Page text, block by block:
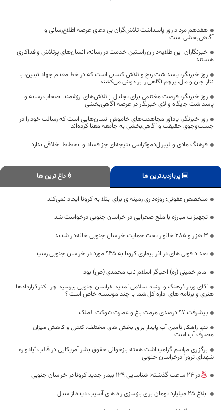
هفدهم مرداد روز پاسداشت تلاش‌گران بی‌ادعای عرصه اطلاع‌رسانی و
آگاهی‌بخشی است
خبرنگاران، این طلایه‌داران راستین خدمت در رسانه، انسان‌های پرتلاش و فداکاری
هستند
روز خبرنگار، پاسداشت رنج و تلاش کسانی است که در خط مقدم جهاد تبیین، با
نثار جان و مال، پرچم آگاهی را بر دوش می‌کشند
روز خبرنگار، فرصت مغتنمی برای تجلیل از تلاش‌های ارزشمند اصحاب رسانه و
پاسداشت جایگاه والای خبرنگار در عرصه آگاهی‌بخشی
روز خبرنگار، یادآور مجاهدت‌های خاموش انسان‌هایی است که رسالت خود را در
جست‌وجوی حقیقت و آگاهی‌بخشی به جامعه معنا کرده‌اند
فرهنگ مادی و لیبرال‌دموکراسی نتیجه‌ای جز فساد و انحطاط اخلاقی ندارد
پربازدیدترین ها داغ ترین ها
متخصص عفونی: روزه‌داری زمینه‌ای برای ابتلا به کرونا ایجاد نمی‌کند
تجهیزات مبارزه با ملخ صحرایی در خراسان جنوبی درخواست شد
۳ هزار و ۲۸۵ خانوار تحت حمایت خراسان جنوبی خانه‌دار شدند
تعداد فوتی های در اثر بیماری کرونا به 935 مورد در خراسان جنوبی رسید
امام خمینی (ره) احیاگر اسلام ناب محمدی (ص) بود
آقای وزیر فرهنگ و ارشاد اسلامی آمدید خراسان جنوبی بپرسید چرا اکثر قراردادها
هنری و برنامه های اداره کل شما با چند موسسه خاص است ؟
پیشرفت 97 درصدی مرمت باغ و عمارت شوکت الملک
تنها راهکار تأمین آب پایدار برای بخش های مختلف، کنترل و کاهش میزان
مصارف آب است
برگزاری مراسم گرامیداشت هفته بازخوانی حقوق بشر آمریکایی در قالب “یادواره
شهدای ترور” درخراسان جنوبی
در 24 ساعت گذشته؛ شناسایی 139 بیمار جدید کرونا در خراسان جنوبی
ابلاغ 25 میلیارد تومان برای بازسازی راه های آسیب دیده از سیل